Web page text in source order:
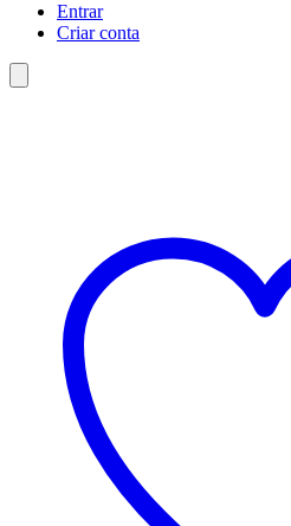
Entrar
Criar conta